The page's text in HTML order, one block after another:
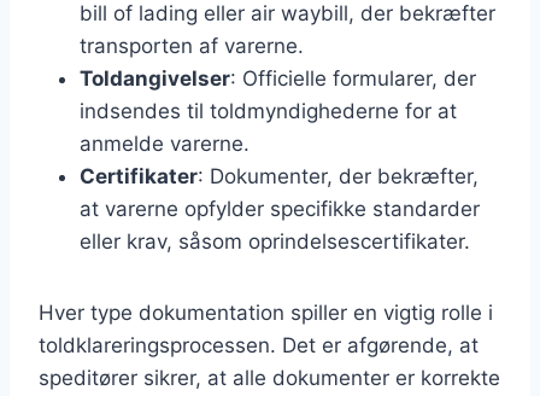
bill of lading eller air waybill, der bekræfter
transporten af varerne.
Toldangivelser: Officielle formularer, der
indsendes til toldmyndighederne for at
anmelde varerne.
Certifikater: Dokumenter, der bekræfter,
at varerne opfylder specifikke standarder
eller krav, såsom oprindelsescertifikater.
Hver type dokumentation spiller en vigtig rolle i
toldklareringsprocessen. Det er afgørende, at
speditører sikrer, at alle dokumenter er korrekte